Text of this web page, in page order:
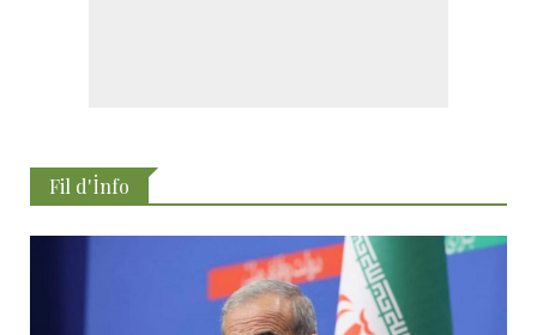
Fil d'İnfo